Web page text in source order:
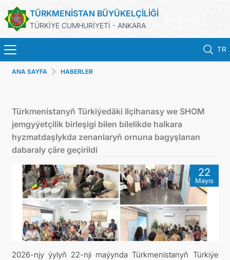
TÜRKMENİSTAN BÜYÜKELÇİLİĞİ
TÜRKİYE CUMHURİYETİ - ANKARA
TR
TÜRKMENISTAN
RANDEVU ALINIZ
TOURISM
ANA SAYFA HABERLER
Türkmenistanyň Türkiýedäki Ilçihanasy we SHOM
jemgyýetçilik birleşigi bilen bilelikde halkara
hyzmatdaşlykda zenanlaryň ornuna bagyşlanan
dabaraly çäre geçirildi
22
Mayıs
2026-njy ýylyň 22-nji maýynda Türkmenistanyň Türkiýe